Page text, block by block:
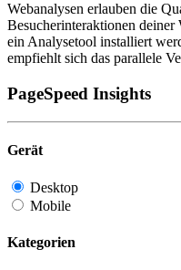
Webanalysen erlauben die
Besucherinteraktionen deiner
ein Analysetool installiert
empfiehlt sich das parallele
PageSpeed Insights
Gerät
Desktop
Mobile
Kategorien